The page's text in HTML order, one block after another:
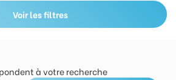
Voir les filtres
à votre recherche